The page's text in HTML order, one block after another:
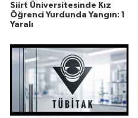
Siirt Üniversitesinde Kız
Öğrenci Yurdunda Yangın: 1
Yaralı